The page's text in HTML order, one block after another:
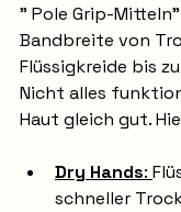
" Pole Grip-
Bandbreite von
Flüssigkreide bis
Nicht alles
Haut gleich gut.
Dry Hands:
schneller